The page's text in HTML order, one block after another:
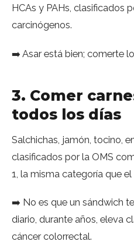
HCAs y PAHs, clasificados
carcinógenos.
➡️ Asar está bien; comerte
3. Comer
todos los días
Salchichas, jamón, tocino,
clasificados por la OMS
1, la misma categoría que
➡️ No es que un sándwich
diario, durante años, eleva
cáncer colorrectal.